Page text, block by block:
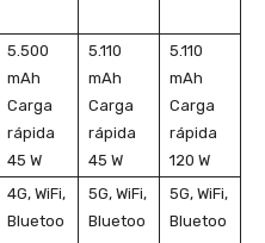
5.500
mAh
Carga
rápida
45 W
5.110
mAh
Carga
rápida
45 W
5.110
mAh
Carga
rápida
120 W
4G, WiFi,
Bluetoo
5G, WiFi,
Bluetoo
5G, WiFi,
Bluetoo